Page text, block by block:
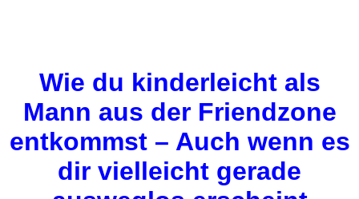
Wie du kinderleicht als
Mann aus der Friendzone
entkommst – Auch wenn es
dir vielleicht gerade